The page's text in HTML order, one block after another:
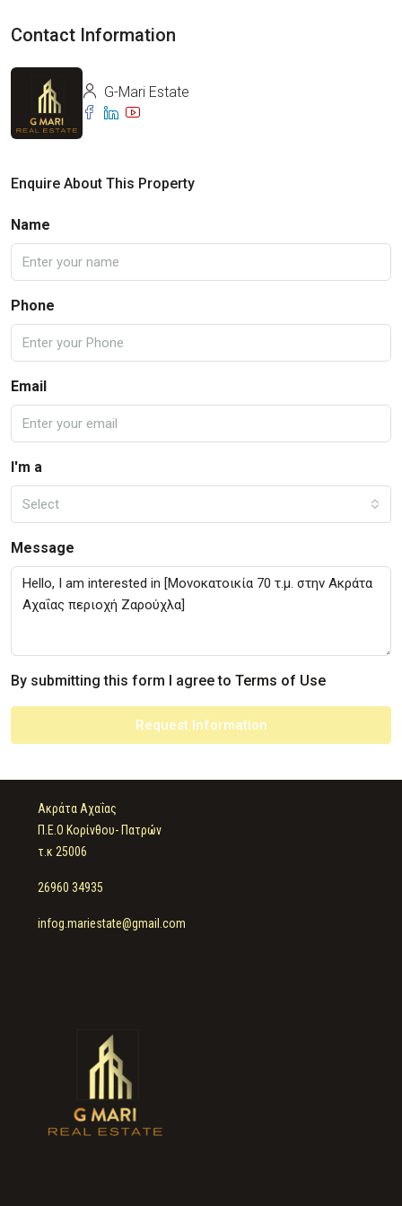
Contact Information
G-Mari Estate
Enquire About This Property
Name
Phone
Email
I'm a
Select
Message
By submitting this form I agree to Terms of Use
Request Information
Ακράτα Αχαΐας
Π.Ε.Ο Κορίνθου- Πατρών
τ.κ 25006
26960 34935
infog.mariestate@gmail.com